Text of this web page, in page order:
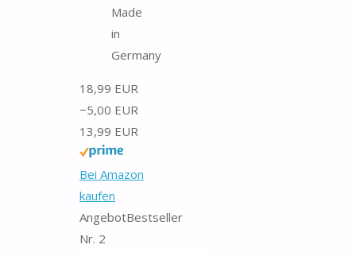
Made
in
Germany
18,99 EUR
−5,00 EUR
13,99 EUR
Bei Amazon
kaufen
AngebotBestseller
Nr. 2